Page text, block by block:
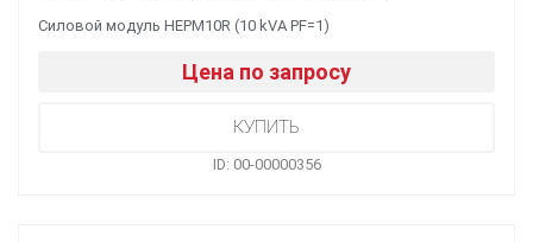
Силовой модуль HEPM10R (10 kVA PF=1)
Цена по запросу
ID: 00-00000356